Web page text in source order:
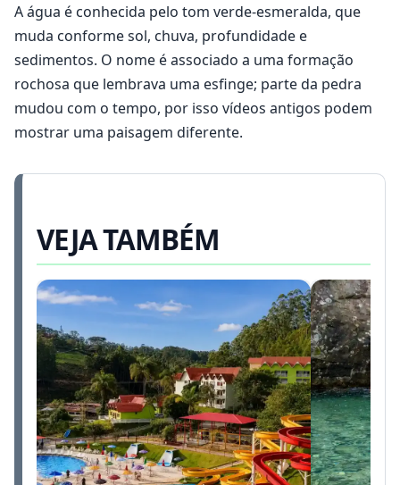
A água é conhecida pelo tom verde-esmeralda, que
muda conforme sol, chuva, profundidade e
sedimentos. O nome é associado a uma formação
rochosa que lembrava uma esfinge; parte da pedra
mudou com o tempo, por isso vídeos antigos podem
mostrar uma paisagem diferente.
VEJA TAMBÉM